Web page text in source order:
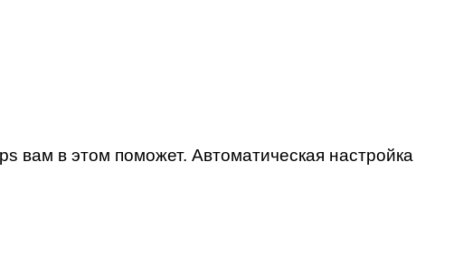
вам в этом поможет. Автоматическая настройка